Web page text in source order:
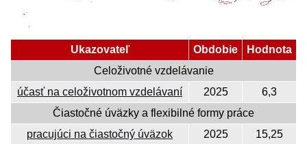
Ukazovateľ Obdobie
Hodnota
Celoživotné vzdelávanie
účasť na celoživotnom vzdelávaní
2025
6,3
Čiastočné úväzky a flexibilné formy práce
pracujúci na čiastočný úväzok
2025
15,25